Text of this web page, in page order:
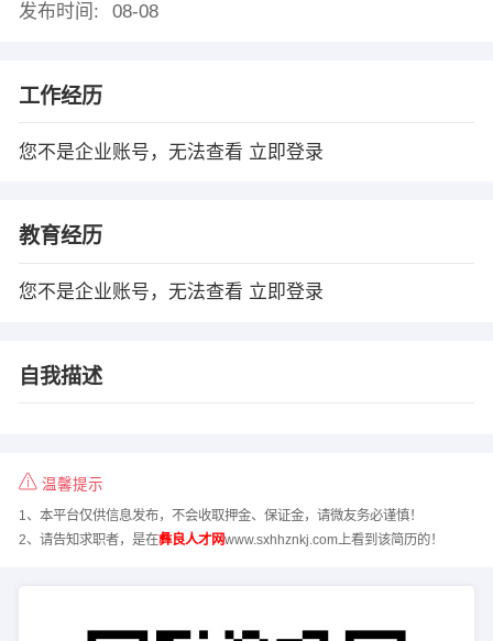
发布时间:
08-08
工作经历
您不是企业账号，无法查看 立即登录
教育经历
您不是企业账号，无法查看 立即登录
自我描述
温馨提示
1、本平台仅供信息发布，不会收取押金、保证金，请微友务必谨慎！
2、请告知求职者，是在彝良人才网www.sxhhznkj.com上看到该简历的！